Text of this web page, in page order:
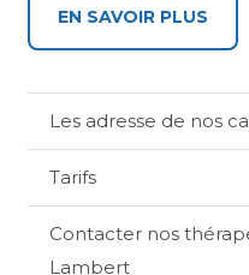
EN SAVOIR PLUS
Les adresse de nos
Tarifs
Contacter nos
Lambert